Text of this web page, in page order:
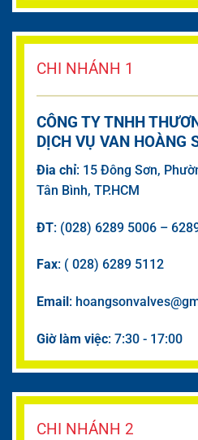
CHI NHÁNH 1
CÔNG TY TNHH
DỊCH VỤ VAN HOÀNG
Đia chỉ: 15 Đông Sơn,
Tân Bình, TP.HCM
ĐT: (028) 6289 5006 –
Fax: ( 028) 6289 5112
Email :
Giờ làm việc: 7:30 - 17:00
CHI NHÁNH 2